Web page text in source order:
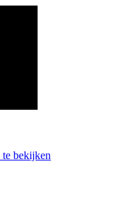
bekijken